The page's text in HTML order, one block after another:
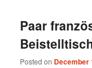
Paar
Posted on December